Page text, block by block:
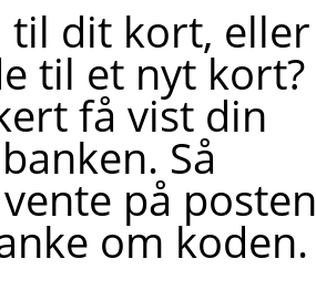
til dit kort, eller
til et nyt kort?
få vist din
Så
på posten
om koden.